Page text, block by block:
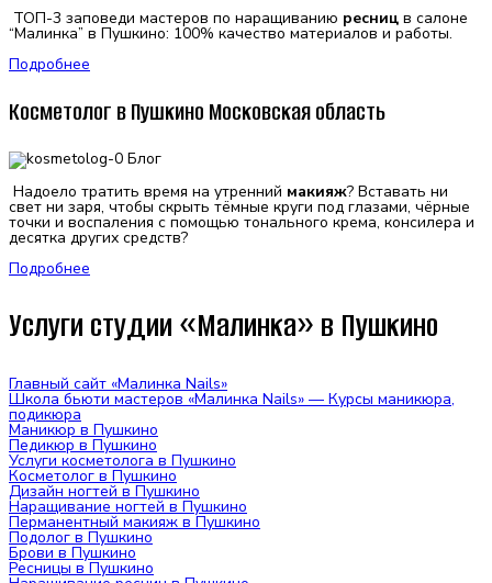
ТОП-3 заповеди мастеров по наращиванию ресниц в салоне
“Малинка” в Пушкино: 100% качество материалов и работы.
Подробнее
Косметолог в Пушкино Московская область
Надоело тратить время на утренний макияж? Вставать ни
свет ни заря, чтобы скрыть тёмные круги под глазами, чёрные
точки и воспаления с помощью тонального крема, консилера и
десятка других средств?
Подробнее
Услуги студии «Малинка» в Пушкино
Главный сайт «Малинка Nails»
Школа бьюти мастеров «Малинка Nails» — Курсы маникюра,
подикюра
Маникюр в Пушкино
Педикюр в Пушкино
Услуги косметолога в Пушкино
Косметолог в Пушкино
Дизайн ногтей в Пушкино
Наращивание ногтей в Пушкино
Перманентный макияж в Пушкино
Подолог в Пушкино
Брови в Пушкино
Ресницы в Пушкино